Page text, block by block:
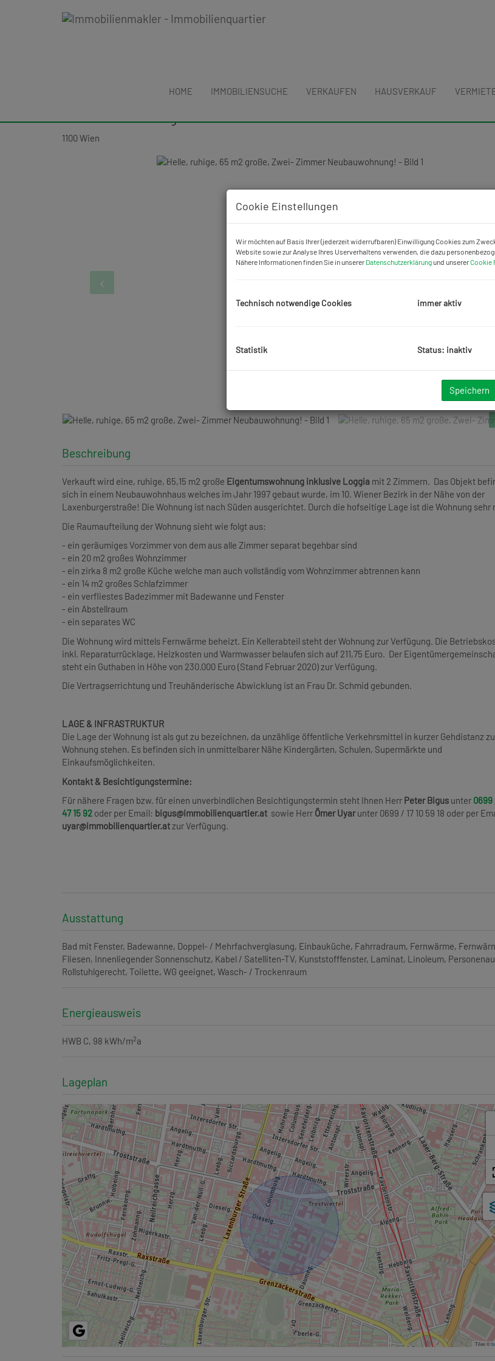
HOME IMMOBILIENSUCHE VERKAUFEN HAUSVERKAUF
Erfolgreich verkauft: Helle, ruhige, 65 m2 große, Zwei- Zimmer
1100 Wien
Beschreibung
Verkauft wird eine, ruhige, 65,15 m2 große Eigentumswohnung inklusive Loggia mit 2 Zimmern. Das Objekt
sich in einem Neubauwohnhaus welches im Jahr 1997 gebaut wurde, im 10. Wiener Bezirk in der Nähe von der
Laxenburgerstraße! Die Wohnung ist nach Süden ausgerichtet. Durch die hofseitige Lage ist die Wohnung sehr
Die Raumaufteilung der Wohnung sieht wie folgt aus:
- ein geräumiges Vorzimmer von dem aus alle Zimmer separat begehbar sind
- ein 20 m2 großes Wohnzimmer
- ein zirka 8 m2 große Küche welche man auch vollständig vom Wohnzimmer abtrennen kann
- ein 14 m2 großes Schlafzimmer
- ein verfliestes Badezimmer mit Badewanne und Fenster
- ein Abstellraum
- ein separates WC
Die Wohnung wird mittels Fernwärme beheizt. Ein Kellerabteil steht der Wohnung zur Verfügung. Die
inkl. Reparaturrücklage, Heizkosten und Warmwasser belaufen sich auf 211,75 Euro. Der
steht ein Guthaben in Höhe von 230.000 Euro (Stand Februar 2020) zur Verfügung.
Die Vertragserrichtung und Treuhänderische Abwicklung ist an Frau Dr. Schmid gebunden.
LAGE & INFRASTRUKTUR
Die Lage der Wohnung ist als gut zu bezeichnen, da unzählige öffentliche Verkehrsmittel in kurzer Gehdistanz
Wohnung stehen. Es befinden sich in unmittelbarer Nähe Kindergärten, Schulen, Supermärkte und
Einkaufsmöglichkeiten.
Kontakt & Besichtigungstermine:
Für nähere Fragen bzw. für einen unverbindlichen Besichtigungstermin steht Ihnen Herr Peter Bigus unter 0699
47 15 92 oder per Email: bigus@immobilienquartier.at sowie Herr Ömer Uyarunter 0699 / 17 10 59 18 oder per
uyar@immobilienquartier.atzur Verfügung.
Ausstattung
Bad mit Fenster Badewanne Doppel- / Mehrfachverglasung Einbauküche Fahrradraum Fernwärme
Fliesen Innenliegender Sonnenschutz Kabel / Satelliten-TV Kunststofffenster Laminat Linoleum
Rollstuhlgerecht Toilette WG geeignet Wasch- / Trockenraum
Energieausweis
HWB C, 98 kWh/m2a
Lageplan
Tiles ©
Cookie Einstellungen
Wir möchten auf Basis Ihrer (jederzeit widerrufbaren) Einwilligung Cookies zum
Website sowie zur Analyse Ihres Userverhaltens verwenden, die dazu
Nähere Informationen finden Sie in unserer Datenschutzerklärungund unsererCookie
Technisch notwendige Cookies immer aktiv
Statistik Status: inaktiv
Speichern